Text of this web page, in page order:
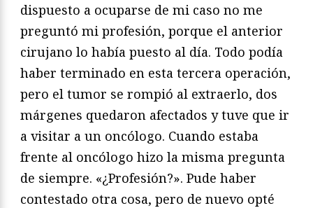
dispuesto a ocuparse de mi caso no me
preguntó mi profesión, porque el anterior
cirujano lo había puesto al día. Todo podía
haber terminado en esta tercera operación,
pero el tumor se rompió al extraerlo, dos
márgenes quedaron afectados y tuve que ir
a visitar a un oncólogo. Cuando estaba
frente al oncólogo hizo la misma pregunta
de siempre. «¿Profesión?». Pude haber
contestado otra cosa, pero de nuevo opté